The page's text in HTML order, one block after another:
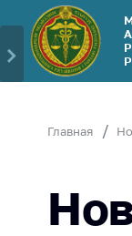
Главная